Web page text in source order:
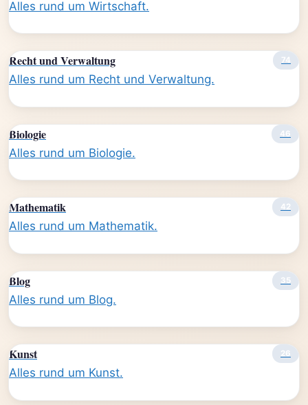
Alles rund um Wirtschaft.
Recht und Verwaltung 74
Alles rund um Recht und Verwaltung.
Biologie 46
Alles rund um Biologie.
Mathematik 42
Alles rund um Mathematik.
Blog 35
Alles rund um Blog.
Kunst 26
Alles rund um Kunst.